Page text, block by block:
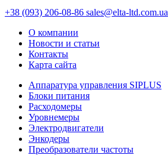
+38 (093) 206-08-86 sales@elta-ltd.com.ua
О компании
Новости и статьи
Контакты
Карта сайта
Аппаратура управления SIPLUS
Блоки питания
Расходомеры
Уровнемеры
Электродвигатели
Энкодеры
Преобразователи частоты